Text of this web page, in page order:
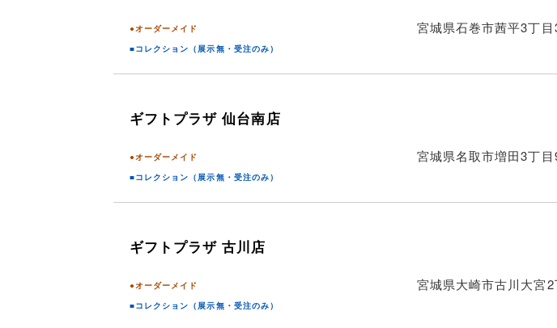
●オーダーメイド
■コレクション（展示無・受注のみ）
宮城県石巻市茜平3丁
ギフトプラザ仙台南店
●オーダーメイド
■コレクション（展示無・受注のみ）
宮城県名取市増田3丁
ギフトプラザ古川店
●オーダーメイド
■コレクション（展示無・受注のみ）
宮城県大崎市古川大宮